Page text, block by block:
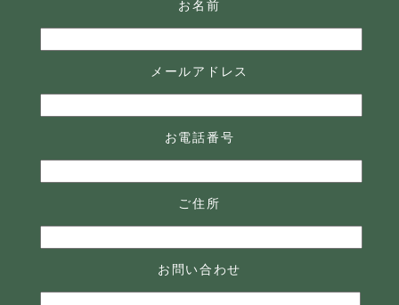
お名前
メールアドレス
お電話番号
ご住所
お問い合わせ